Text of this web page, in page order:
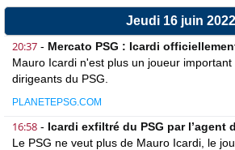
Jeudi 16 juin 2022
20:37 - Mercato PSG : Icardi
Mauro Icardi n'est plus un joueur
dirigeants du PSG.
PLANETEPSG.COM
16:58 - Icardi exfiltré du PSG par l’agent
Le PSG ne veut plus de Mauro Icardi, le